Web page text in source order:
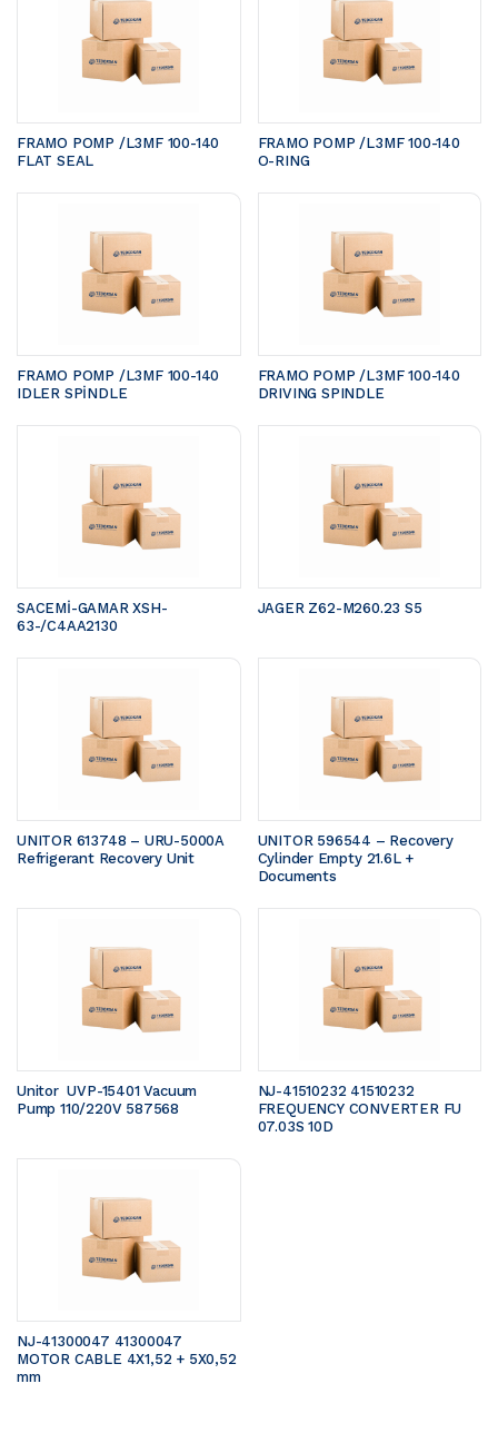
FRAMO POMP /L3MF 100-140
FLAT SEAL
FRAMO POMP /L3MF 100-140
O-RING
FRAMO POMP /L3MF 100-140
IDLER SPİNDLE
FRAMO POMP /L3MF 100-140
DRIVING SPINDLE
SACEMİ-GAMAR XSH-
63-/C4AA2130
JAGER Z62-M260.23 S5
UNITOR 613748 – URU-5000A
Refrigerant Recovery Unit
UNITOR 596544 – Recovery
Cylinder Empty 21.6L +
Documents
Unitor  UVP-15401 Vacuum
Pump 110/220V 587568
NJ-41510232 41510232
FREQUENCY CONVERTER FU
07.03S 10D
NJ-41300047 41300047
MOTOR CABLE 4X1,52 + 5X0,52
mm